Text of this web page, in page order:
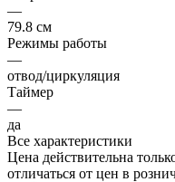
—
79.8 см
Режимы работы
—
отвод/циркуляция
Таймер
—
да
Все характеристики
Цена действительна
отличаться от цен в